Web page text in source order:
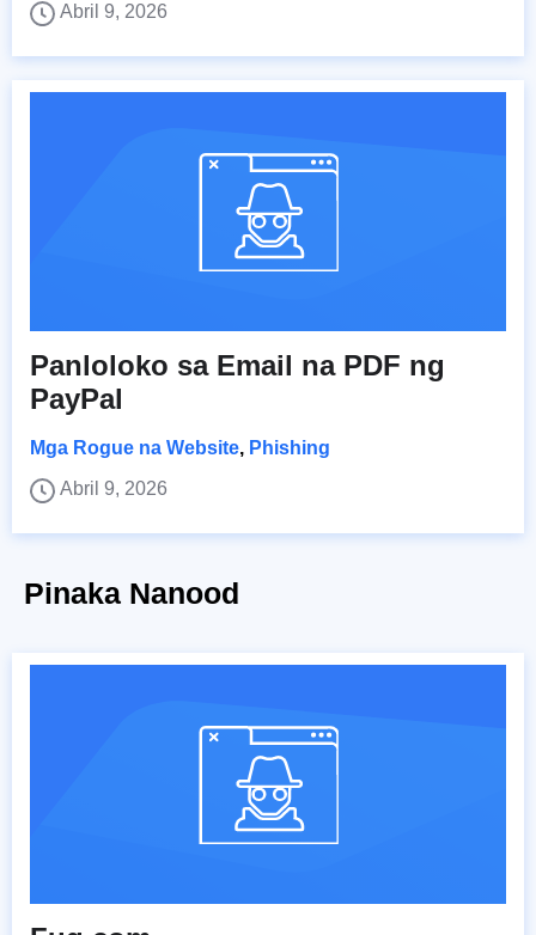
Abril 9, 2026
Panloloko sa Email na PDF ng
PayPal
Mga Rogue na Website, Phishing
Abril 9, 2026
Pinaka Nanood